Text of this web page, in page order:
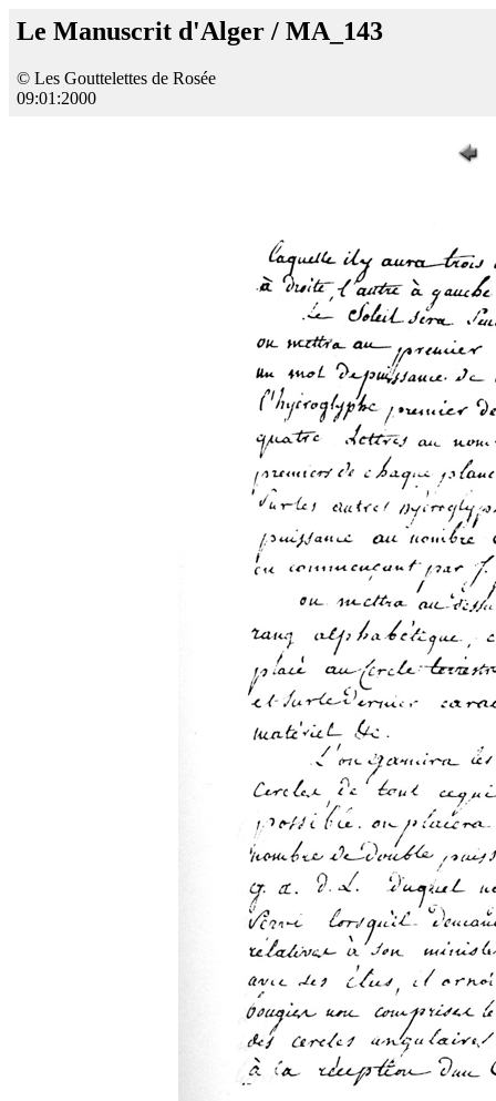
Le Manuscrit d'Alger / MA_143
© Les Gouttelettes de Rosée
09:01:2000